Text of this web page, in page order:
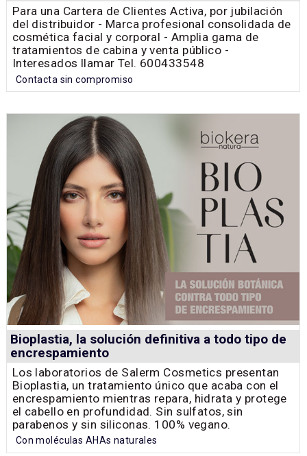
Para una Cartera de Clientes Activa, por jubilación
del distribuidor - Marca profesional consolidada de
cosmética facial y corporal - Amplia gama de
tratamientos de cabina y venta público -
Interesados llamar Tel. 600433548
Contacta sin compromiso
Bioplastia, la solución definitiva a todo tipo de
encrespamiento
Los laboratorios de Salerm Cosmetics presentan
Bioplastia, un tratamiento único que acaba con el
encrespamiento mientras repara, hidrata y protege
el cabello en profundidad. Sin sulfatos, sin
parabenos y sin siliconas. 100% vegano.
Con moléculas AHAs naturales